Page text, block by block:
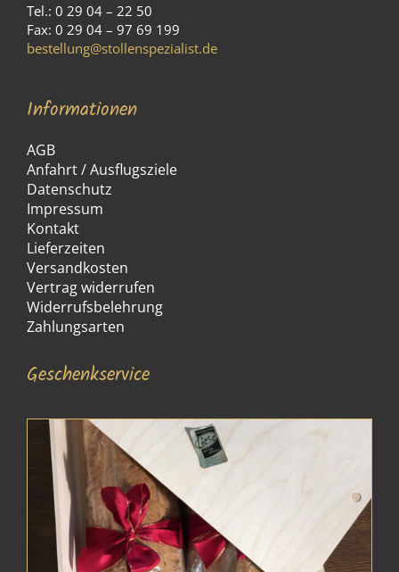
Tel.: 0 29 04 – 22 50
Fax: 0 29 04 – 97 69 199
bestellung@stollenspezialist.de
Informationen
AGB
Anfahrt / Ausflugsziele
Datenschutz
Impressum
Kontakt
Lieferzeiten
Versandkosten
Vertrag widerrufen
Widerrufsbelehrung
Zahlungsarten
Geschenkservice